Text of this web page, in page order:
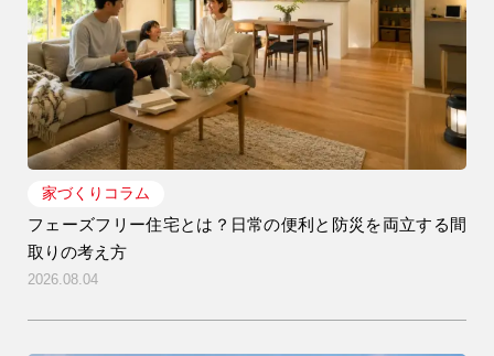
家づくりコラム
フェーズフリー住宅とは？日常の便利と防災を両立する間
取りの考え方
2026.08.04
事業用
04-2968-5522
注文住宅 リフォーム